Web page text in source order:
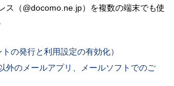
ス（@docomo.ne.jp）を複数の端末でも使
の発行と利用設定の有効化）
外のメールアプリ、メールソフトでのご